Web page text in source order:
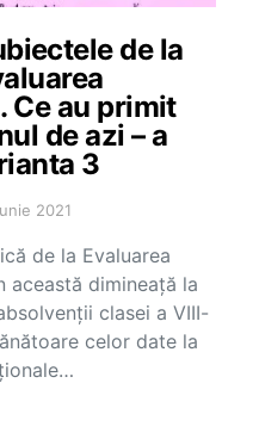
de la
Ce au primit
de azi – a
3
2021
de la Evaluarea
această dimineață la
clasei a VIII-
celor date la